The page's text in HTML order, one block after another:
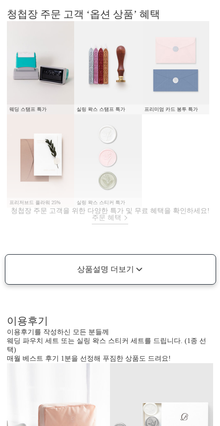
청첩장 주문 고객 ‘옵션 상품’ 혜택
웨딩 스탬프 특가 실링 왁스 스탬프 특가 프리미엄 카드 봉투 특가
프리저브드 플라워 25% 실링 왁스 스티커 특가
청첩장 주문 고객을 위한 다양한 특가 및 무료 혜택을 확인하세요!
주문 혜택
상품설명 더보기
이용후기
이용후기를 작성하신 모든 분들께
웨딩 파우치 세트 또는 실링 왁스 스티커 세트를 드립니다. (1종 선
택)
매월 베스트 후기 1분을 선정해 푸짐한 상품도 드려요!